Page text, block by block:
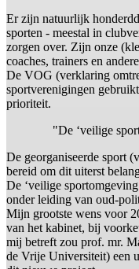
Er zijn natuurlijk
sporten - meestal in
zorgen over. Zijn onze
coaches, trainers en
De VOG (verklaring
sportverenigingen
prioriteit.
"De ‘veilige
De georganiseerde sport
bereid om dit uiterst
De ‘veilige
onder leiding van oud-
Mijn grootste wens voor
van het kabinet, bij
mij betreft zou prof. mr.
de Vrije Universiteit) een